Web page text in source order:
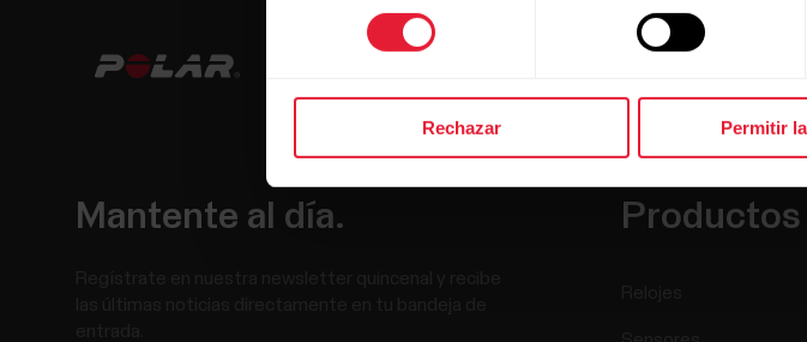
consentimiento
Rechazar Permitir
Mantente al día. Productos